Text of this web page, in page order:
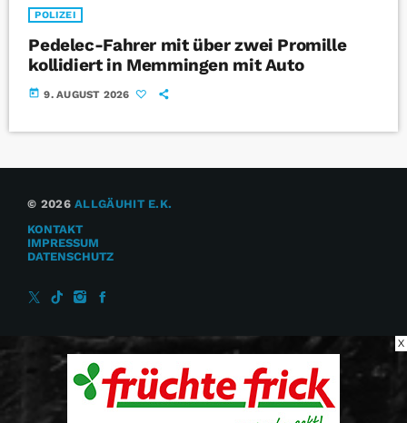
POLIZEI
Pedelec-Fahrer mit über zwei Promille
kollidiert in Memmingen mit Auto
today 9. AUGUST 2026
© 2026ALLGÄUHIT E.K.
KONTAKT
IMPRESSUM
DATENSCHUTZ
X